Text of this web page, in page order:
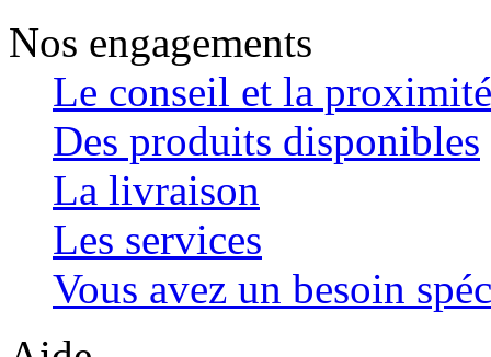
Nos engagements
Le conseil et la proximité
Des produits disponibles
La livraison
Les services
Vous avez un besoin